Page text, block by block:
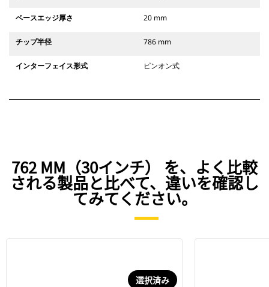
ベースエッジ厚さ 20 mm
チップ半径 786 mm
インターフェイス形式 ピンオン式
762 MM（30インチ） を、よく比較
される製品と比べて、違いを確認し
てみてください。
選択済み